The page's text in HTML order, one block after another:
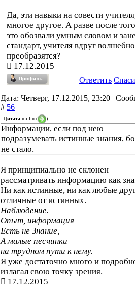
Да, эти навыки на совести
многое другое. А разве после
это обозвали умным словом и
стандарт, учителя вдруг волшебно
преобразятся?
17.12.2015
Ответить
Дата: Четверг, 17.12.2015, 23:20 |
# 56
Цитата miflin ( )
Информации, если под нею
подразумевать истинные знания,
не стало.
Я принципиально не склонен
рассматривать информацию как
Ни как истинные, ни как любые
отличные от истинных.
Наблюдение.
Опыт, информация
Есть не Знание,
А малые песчинки
на трудном пути к нему.
Я уже достаточно много и
излагал свою точку зрения.
17.12.2015